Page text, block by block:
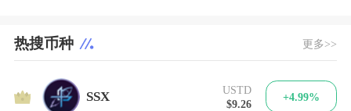
热搜币种 更多>>
1 SSX
USTD
$9.26
+4.99%